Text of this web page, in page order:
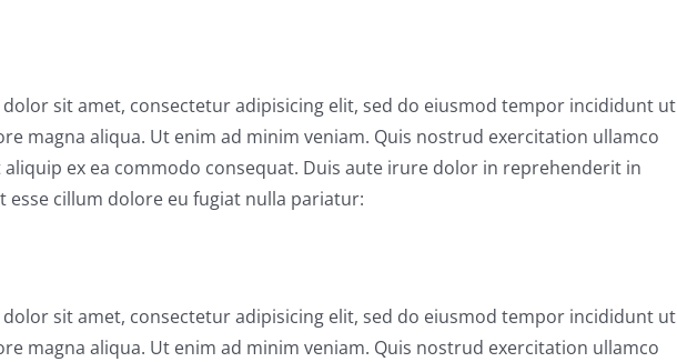
sit amet, consectetur adipisicing elit, sed do eiusmod tempor incididunt ut
magna aliqua. Ut enim ad minim veniam. Quis nostrud exercitation ullamco
ex ea commodo consequat. Duis aute irure dolor in reprehenderit in
esse cillum dolore eu fugiat nulla pariatur:
sit amet, consectetur adipisicing elit, sed do eiusmod tempor incididunt ut
magna aliqua. Ut enim ad minim veniam. Quis nostrud exercitation ullamco